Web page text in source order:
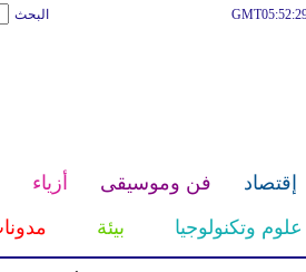
البحث
إقتصاد فن وموسيقى أزياء
علوم وتكنولوجيا بيئة